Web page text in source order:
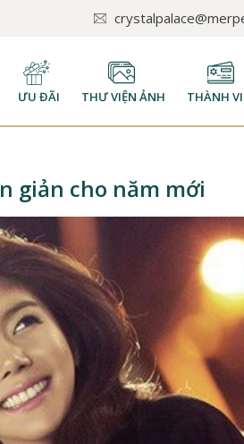
ƯU ĐÃI THƯ VIỆN ẢNH THÀNH
giản cho năm mới